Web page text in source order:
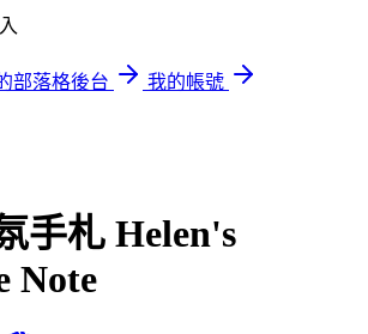
部落格後台
我的帳號
手札 Helen's
Note